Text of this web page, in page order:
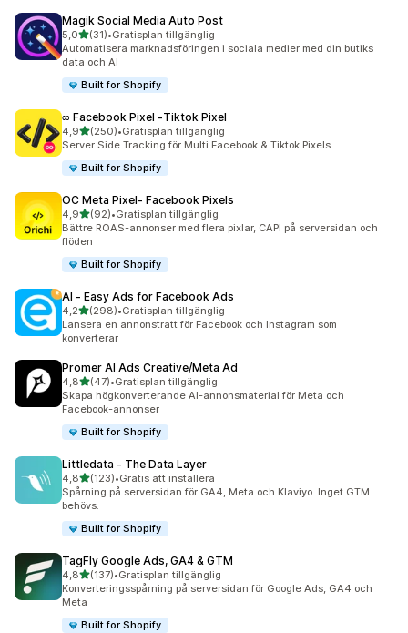
Magik Social Media Auto Post
5,0av 5 stjärnor
(31)
31 recensioner totalt
•Gratisplan tillgänglig
Automatisera marknadsföringen i sociala medier med din butiks
data och AI
Built for Shopify
∞ Facebook Pixel ‑Tiktok Pixel
4,9av 5 stjärnor
(250)
250 recensioner totalt
•Gratisplan tillgänglig
Server Side Tracking för Multi Facebook & Tiktok Pixels
Built for Shopify
OC Meta Pixel‑ Facebook Pixels
4,9av 5 stjärnor
(92)
92 recensioner totalt
•Gratisplan tillgänglig
Bättre ROAS-annonser med flera pixlar, CAPI på serversidan och
flöden
Built for Shopify
AI ‑ Easy Ads for Facebook Ads
4,2av 5 stjärnor
(298)
298 recensioner totalt
•Gratisplan tillgänglig
Lansera en annonstratt för Facebook och Instagram som
konverterar
Promer AI Ads Creative/Meta Ad
4,8av 5 stjärnor
(47)
47 recensioner totalt
•Gratisplan tillgänglig
Skapa högkonverterande AI-annonsmaterial för Meta och
Facebook-annonser
Built for Shopify
Littledata ‑ The Data Layer
4,8av 5 stjärnor
(123)
123 recensioner totalt
•Gratis att installera
Spårning på serversidan för GA4, Meta och Klaviyo. Inget GTM
behövs.
Built for Shopify
TagFly Google Ads, GA4 & GTM
4,8av 5 stjärnor
(137)
137 recensioner totalt
•Gratisplan tillgänglig
Konverteringsspårning på serversidan för Google Ads, GA4 och
Meta
Built for Shopify